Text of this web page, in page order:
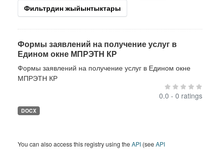
Фильтрдин жыйынтыктары
Формы заявлений на получение услуг в
Едином окне МПРЭТН КР
Формы заявлений на получение услуг в Едином окне
МПРЭТН КР
0.0 - 0 ratings
DOCX
You can also access this registry using theAPI (seeAPI